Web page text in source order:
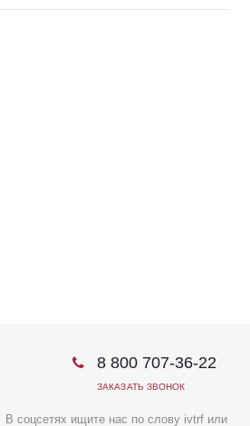
8 800 707-36-22
ЗАКАЗАТЬ ЗВОНОК
В соцсетях ищите нас по слову ivtrf или